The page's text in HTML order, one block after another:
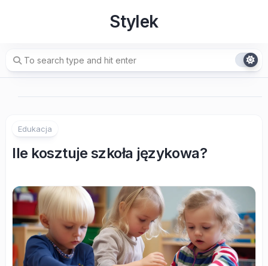
Stylek
Edukacja
Ile kosztuje szkoła językowa?